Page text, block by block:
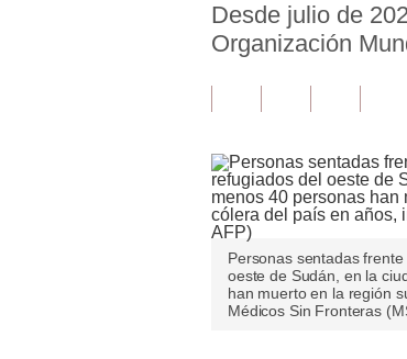
Desde julio de
Organización
Personas sentadas
oeste de Sudán, en la
han muerto en la región
Médicos Sin Fronteras